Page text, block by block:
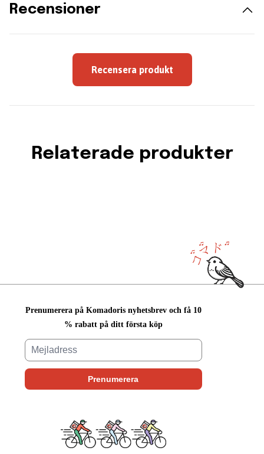
Recensioner
Recensera produkt
Relaterade produkter
Prenumerera på Komadoris nyhetsbrev och få 10
% rabatt på ditt första köp